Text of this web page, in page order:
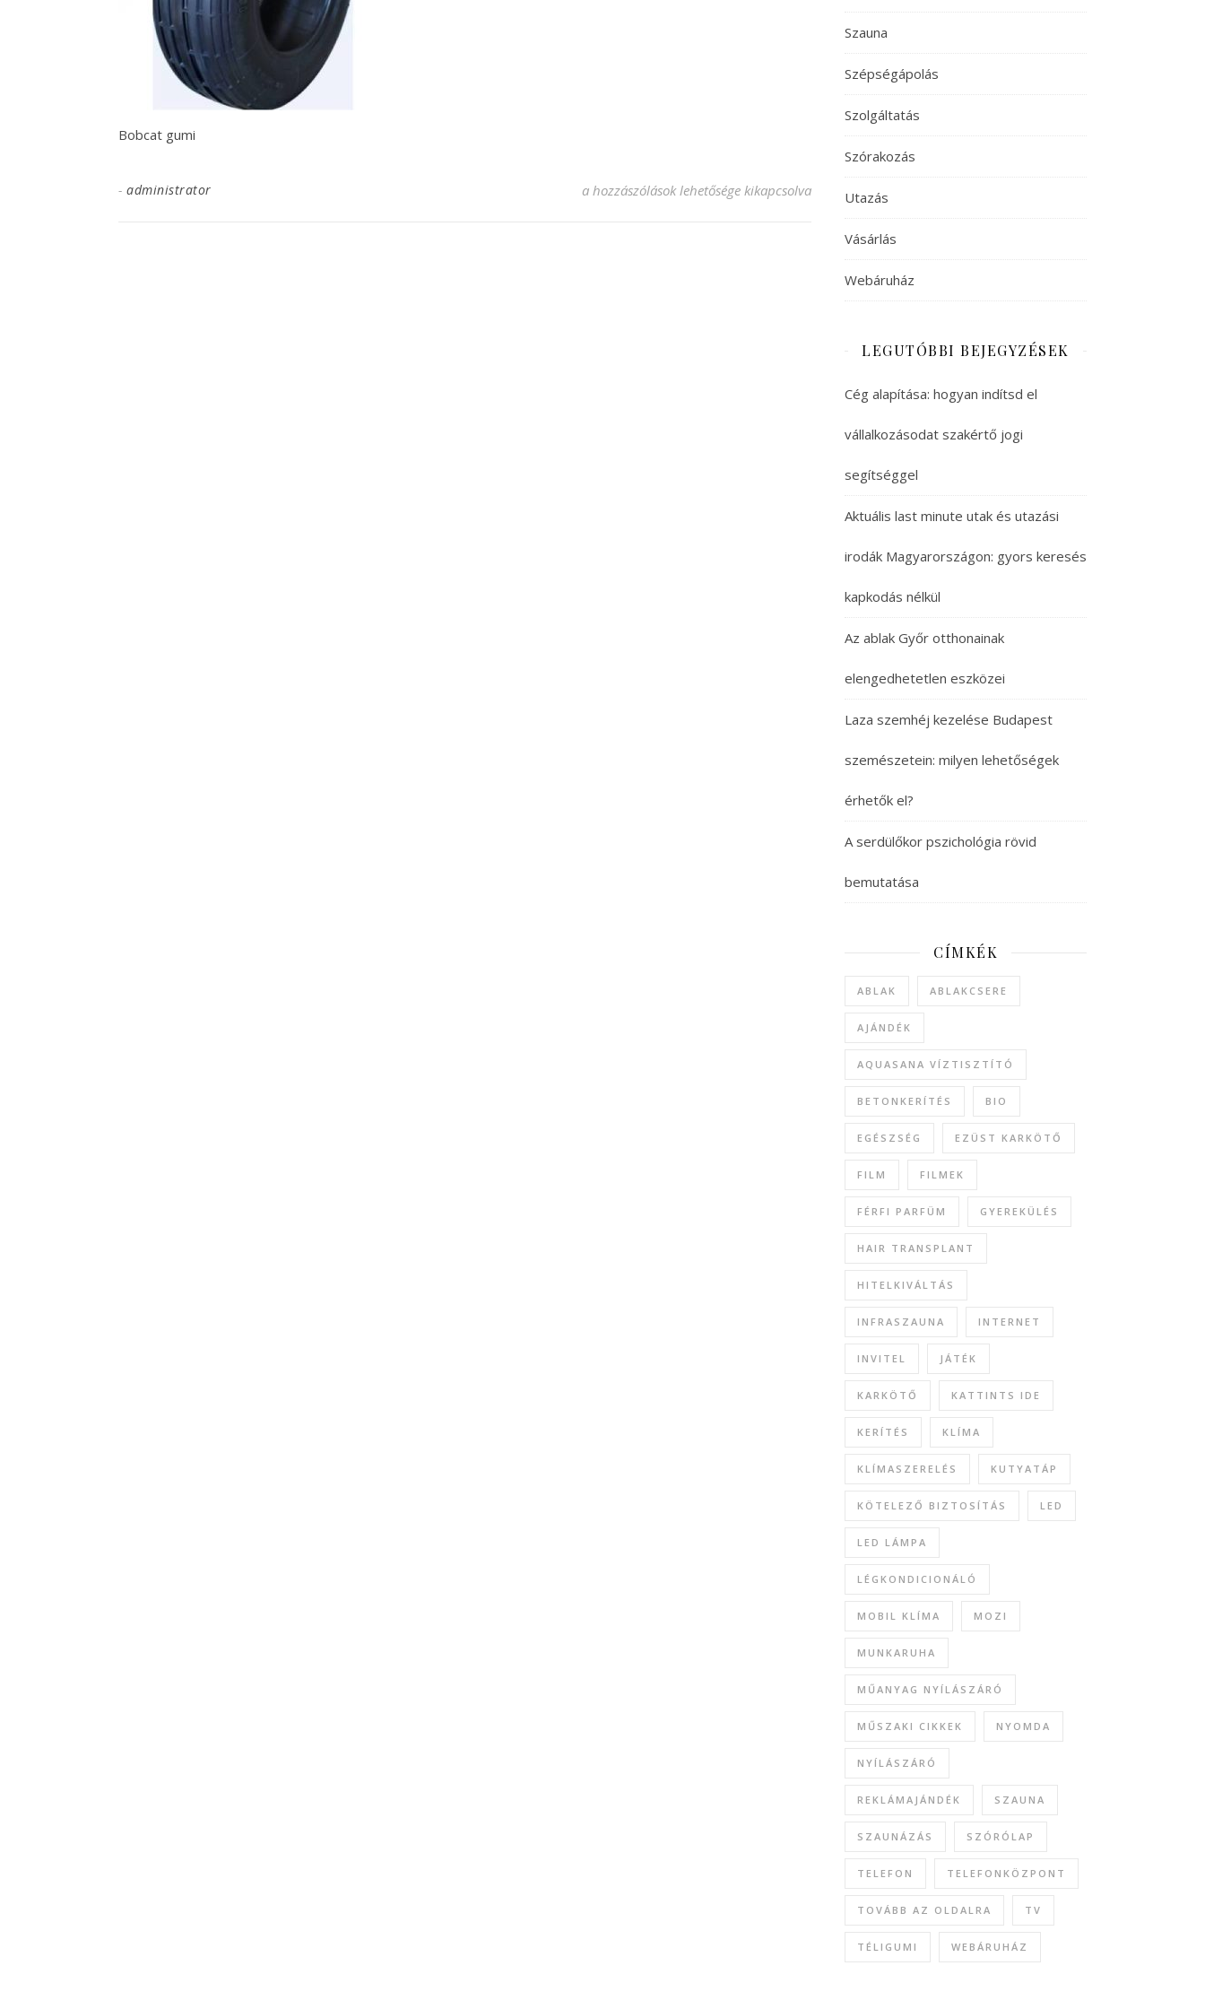
Bobcat gumi
- administrator Bobcat gumi bejegyzéshez
a hozzászólások lehetősége kikapcsolva
Szauna
Szépségápolás
Szolgáltatás
Szórakozás
Utazás
Vásárlás
Webáruház
LEGUTÓBBI BEJEGYZÉSEK
Cég alapítása: hogyan indítsd el
vállalkozásodat szakértő jogi
segítséggel
Aktuális last minute utak és utazási
irodák Magyarországon: gyors keresés
kapkodás nélkül
Az ablak Győr otthonainak
elengedhetetlen eszközei
Laza szemhéj kezelése Budapest
szemészetein: milyen lehetőségek
érhetők el?
A serdülőkor pszichológia rövid
bemutatása
CÍMKÉK
ABLAK ABLAKCSERE
AJÁNDÉK
AQUASANA VÍZTISZTÍTÓ
BETONKERÍTÉS BIO
EGÉSZSÉG EZÜST KARKÖTŐ
FILM FILMEK
FÉRFI PARFÜM GYEREKÜLÉS
HAIR TRANSPLANT
HITELKIVÁLTÁS
INFRASZAUNA INTERNET
INVITEL JÁTÉK
KARKÖTŐ KATTINTS IDE
KERÍTÉS KLÍMA
KLÍMASZERELÉS KUTYATÁP
KÖTELEZŐ BIZTOSÍTÁS LED
LED LÁMPA
LÉGKONDICIONÁLÓ
MOBIL KLÍMA MOZI
MUNKARUHA
MŰANYAG NYÍLÁSZÁRÓ
MŰSZAKI CIKKEK NYOMDA
NYÍLÁSZÁRÓ
REKLÁMAJÁNDÉK SZAUNA
SZAUNÁZÁS SZÓRÓLAP
TELEFON TELEFONKÖZPONT
TOVÁBB AZ OLDALRA TV
TÉLIGUMI WEBÁRUHÁZ